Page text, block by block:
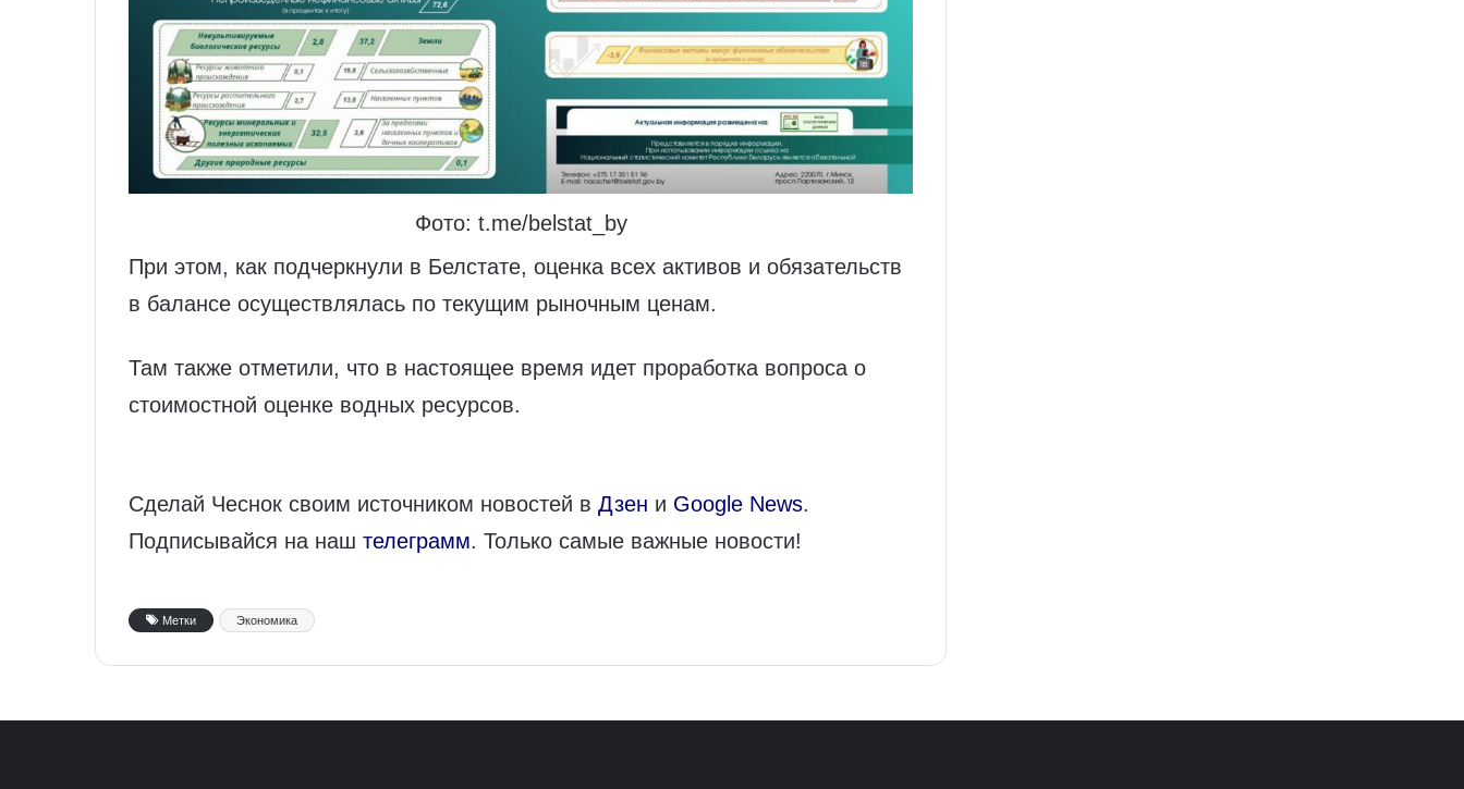
Фото: t.me/belstat_by
При этом, как подчеркнули в Белстате, оценка всех активов и обязательств
в балансе осуществлялась по текущим рыночным ценам.
Там также отметили, что в настоящее время идет проработка вопроса о
стоимостной оценке водных ресурсов.
Сделай Чеснок своим источником новостей в Дзен и Google News.
Подписывайся на наш телеграмм. Только самые важные новости!
Метки Экономика